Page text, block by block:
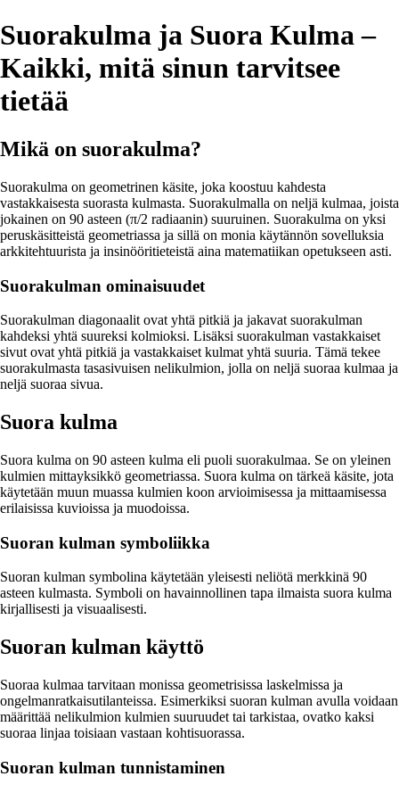
Suorakulma ja Suora Kulma –
Kaikki, mitä sinun tarvitsee
tietää
Mikä on suorakulma?
Suorakulma on geometrinen käsite, joka koostuu kahdesta
vastakkaisesta suorasta kulmasta. Suorakulmalla on neljä kulmaa, joista
jokainen on 90 asteen (π/2 radiaanin) suuruinen. Suorakulma on yksi
peruskäsitteistä geometriassa ja sillä on monia käytännön sovelluksia
arkkitehtuurista ja insinööritieteistä aina matematiikan opetukseen asti.
Suorakulman ominaisuudet
Suorakulman diagonaalit ovat yhtä pitkiä ja jakavat suorakulman
kahdeksi yhtä suureksi kolmioksi. Lisäksi suorakulman vastakkaiset
sivut ovat yhtä pitkiä ja vastakkaiset kulmat yhtä suuria. Tämä tekee
suorakulmasta tasasivuisen nelikulmion, jolla on neljä suoraa kulmaa ja
neljä suoraa sivua.
Suora kulma
Suora kulma on 90 asteen kulma eli puoli suorakulmaa. Se on yleinen
kulmien mittayksikkö geometriassa. Suora kulma on tärkeä käsite, jota
käytetään muun muassa kulmien koon arvioimisessa ja mittaamisessa
erilaisissa kuvioissa ja muodoissa.
Suoran kulman symboliikka
Suoran kulman symbolina käytetään yleisesti neliötä merkkinä 90
asteen kulmasta. Symboli on havainnollinen tapa ilmaista suora kulma
kirjallisesti ja visuaalisesti.
Suoran kulman käyttö
Suoraa kulmaa tarvitaan monissa geometrisissa laskelmissa ja
ongelmanratkaisutilanteissa. Esimerkiksi suoran kulman avulla voidaan
määrittää nelikulmion kulmien suuruudet tai tarkistaa, ovatko kaksi
suoraa linjaa toisiaan vastaan kohtisuorassa.
Suoran kulman tunnistaminen